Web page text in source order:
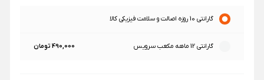
گارانتی 10 روزه اصالت و سلامت فیزیکی کالا
گارانتی 12 ماهه مکعب سرویس 490,000 تومان